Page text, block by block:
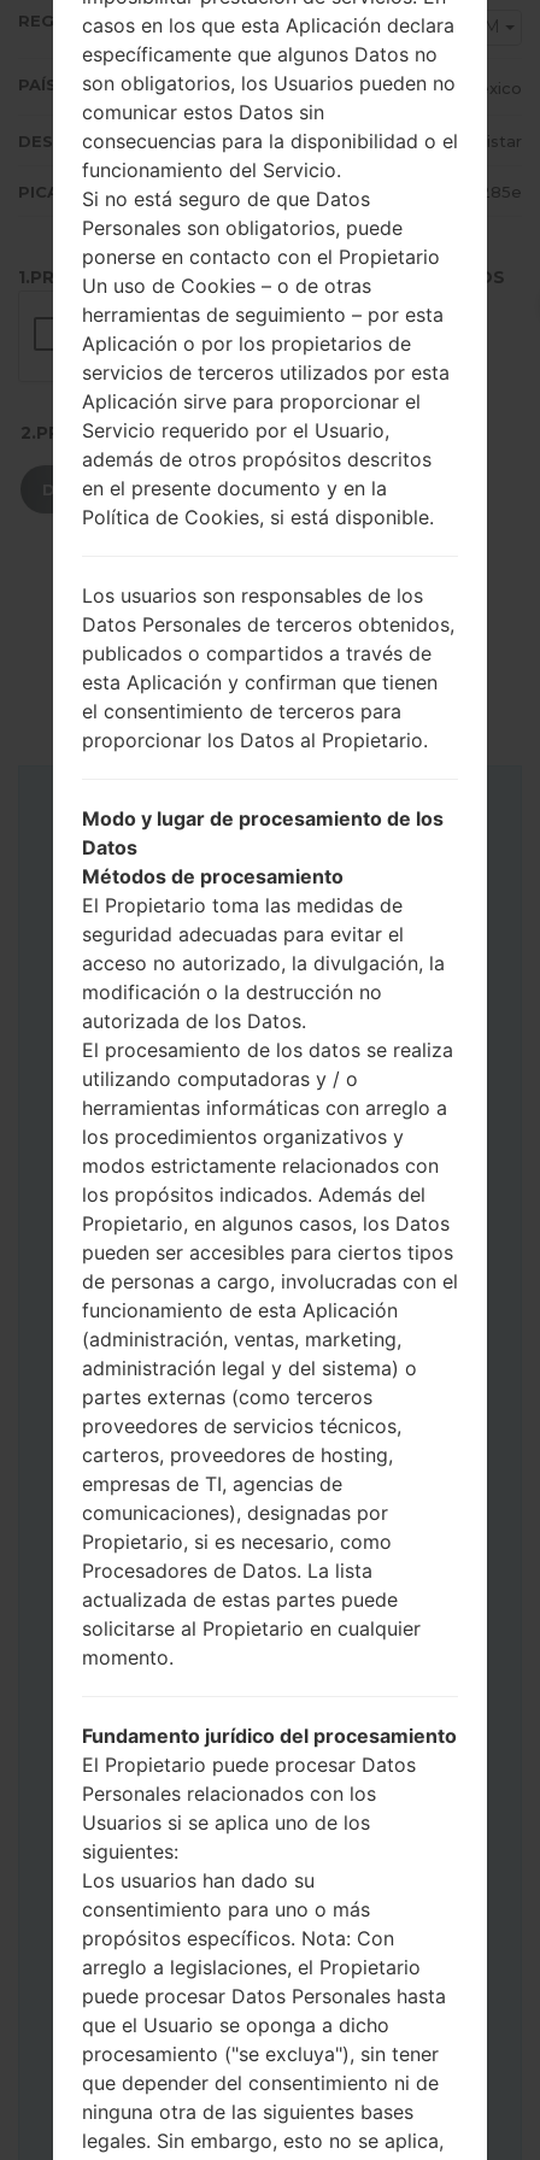
REGIÓN TMM
PAÍS (UN/EL PAÍS) Mexico
DESCRIPCIÓN Movistar
PICADILLO 0f5a73119ce8c7a3e1f336de8a54285e
1.PRESIONE EL BOTÓN PARA CARGAR LOS ARCHIVOS
2.PRESIONE PARA DESCARGAR
DESCARGAR
Instrucciones
Descargue a su PC: la última versión de
Odin 3.
A continuación, extraiga el archivo de
firmware.
Debe obtener 1 (si es archivo 1, elíjalo aquí)
o 5 (si es archivo 5, selecciónelo aquí):
AP: "Sistema y Recuperación"
CP: "Módem y Radio"
CSC _ ***: "País y región y operador"
HOME_CSC _ ***: "País y regióny
operador"
Agregue todos los archivos a Odin 3.
Si desea hacer clean flash, use CSC _ *** o
use HOME_CSC _ *** para mantener sus
datos y aplicaciones.
Ahora apague su teléfono y entre al Modo
de Descarga. Cómo hacer todos los
Presione y mantenga presionados la
tecla de Encendido, el botón de Subir
volumen y la tecla de Bixby.
Presione y mantenga presionadas las
teclas de Subir y de Bajar volumen y
luego conecte un cable USB.
Presione y mantenga presionados la
tecla de Encendido, el botón de Bajar
volumen y la tecla de Inicio.
Conecte un cable USB, luego
mantenga presionados el botón de Bixby
y la tecla de Bajar volumen.
Presione y mantenga presionados la
tecla de Encendido y el botón de Subir
volumen.
casos en los que esta Aplicación declara
específicamente que algunos Datos no
son obligatorios, los Usuarios pueden no
comunicar estos Datos sin
consecuencias para la disponibilidad o el
funcionamiento del Servicio.
Si no está seguro de que Datos
Personales son obligatorios, puede
ponerse en contacto con el Propietario
Un uso de Cookies – o de otras
herramientas de seguimiento – por esta
Aplicación o por los propietarios de
servicios de terceros utilizados por esta
Aplicación sirve para proporcionar el
Servicio requerido por el Usuario,
además de otros propósitos descritos
en el presente documento y en la
Política de Cookies, si está disponible.
Los usuarios son responsables de los
Datos Personales de terceros obtenidos,
publicados o compartidos a través de
esta Aplicación y confirman que tienen
el consentimiento de terceros para
proporcionar los Datos al Propietario.
Modo y lugar de procesamiento de los
Datos
Métodos de procesamiento
El Propietario toma las medidas de
seguridad adecuadas para evitar el
acceso no autorizado, la divulgación, la
modificación o la destrucción no
autorizada de los Datos.
El procesamiento de los datos se realiza
utilizando computadoras y / o
herramientas informáticas con arreglo a
los procedimientos organizativos y
modos estrictamente relacionados con
los propósitos indicados. Además del
Propietario, en algunos casos, los Datos
pueden ser accesibles para ciertos tipos
de personas a cargo, involucradas con el
funcionamiento de esta Aplicación
(administración, ventas, marketing,
administración legal y del sistema) o
partes externas (como terceros
proveedores de servicios técnicos,
carteros, proveedores de hosting,
empresas de TI, agencias de
comunicaciones), designadas por
Propietario, si es necesario, como
Procesadores de Datos. La lista
actualizada de estas partes puede
solicitarse al Propietario en cualquier
momento.
Fundamento jurídico del procesamiento
El Propietario puede procesar Datos
Personales relacionados con los
Usuarios si se aplica uno de los
siguientes:
Los usuarios han dado su
consentimiento para uno o más
propósitos específicos. Nota: Con
arreglo a legislaciones, el Propietario
puede procesar Datos Personales hasta
que el Usuario se oponga a dicho
procesamiento ("se excluya"), sin tener
que depender del consentimiento ni de
ninguna otra de las siguientes bases
legales. Sin embargo, esto no se aplica,